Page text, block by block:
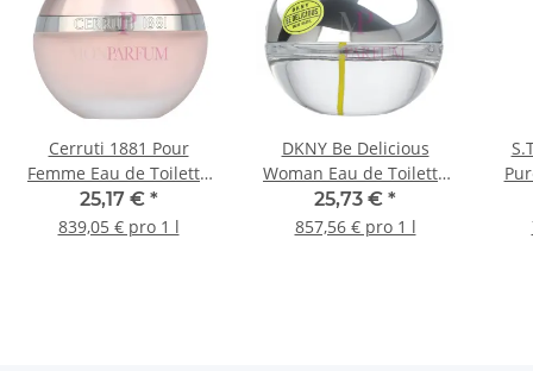
Cerruti 1881 Pour
Femme Eau de Toilette
30ml
25,17 € *
839,05 € pro 1 l
DKNY Be Delicious
Woman Eau de Toilette
30ml
25,73 € *
857,56 € pro 1 l